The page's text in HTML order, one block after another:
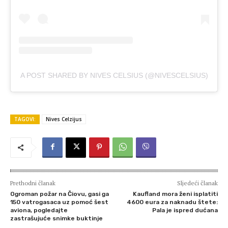
A POST SHARED BY NIVES CELSIUS (@NIVESCELSIUS)
TAGOVI: Nives Celzijus
Prethodni članak
Ogroman požar na Čiovu, gasi ga
150 vatrogasaca uz pomoć šest
aviona, pogledajte
zastrašujuće snimke buktinje
Sljedeći članak
Kaufland mora ženi isplatiti
4600 eura za naknadu štete:
Pala je ispred dućana